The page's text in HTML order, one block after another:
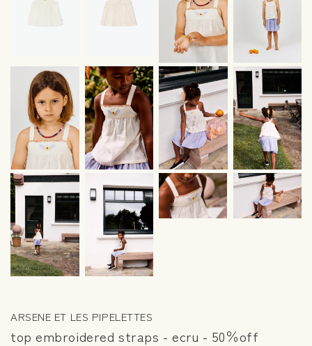
ARSENE ET LES PIPELETTES
top embroidered straps - ecru - 50％off